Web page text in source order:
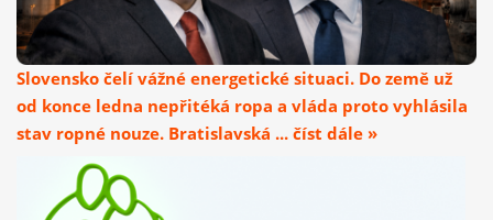
Slovensko čelí vážné energetické situaci. Do země už
od konce ledna nepřitéká ropa a vláda proto vyhlásila
stav ropné nouze. Bratislavská ... číst dále »